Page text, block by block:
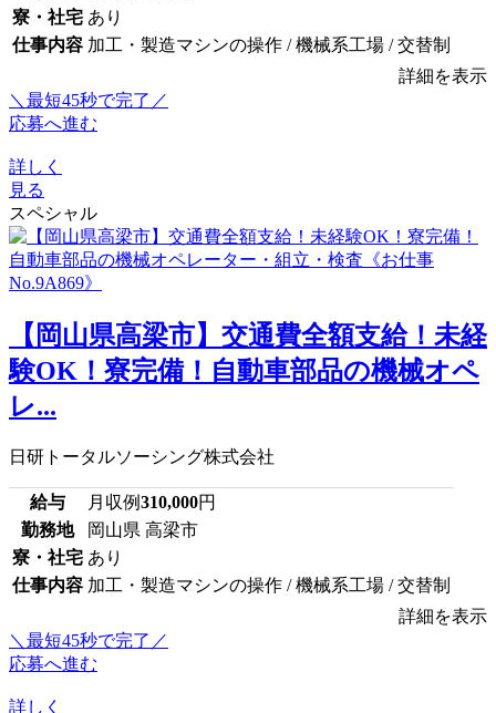
寮・社宅 あり
仕事内容 加工・製造マシンの操作 / 機械系工場 / 交替制
詳細を表示
＼最短45秒で完了／
応募へ進む
詳しく
見る
スペシャル
【岡山県高梁市】交通費全額支給！未経
験OK！寮完備！自動車部品の機械オペ
レ...
日研トータルソーシング株式会社
給与 月収例310,000円
勤務地
岡山県 高梁市
寮・社宅 あり
仕事内容 加工・製造マシンの操作 / 機械系工場 / 交替制
詳細を表示
＼最短45秒で完了／
応募へ進む
詳しく